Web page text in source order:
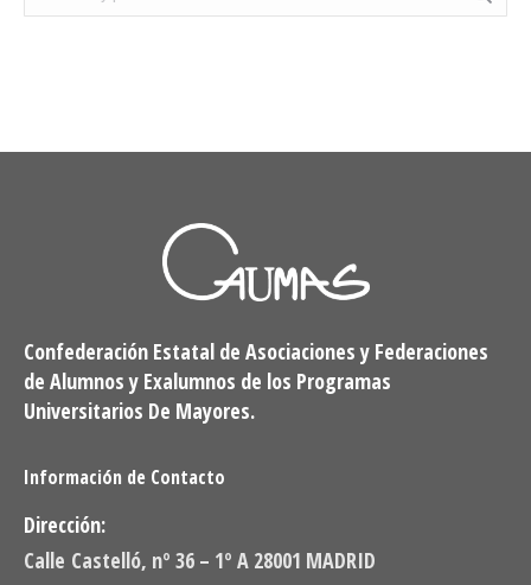
Confederación Estatal de Asociaciones y Federaciones
de Alumnos y Exalumnos de los Programas
Universitarios De Mayores.
Información de Contacto
Dirección:
Calle Castelló, nº 36 – 1º A 28001 MADRID